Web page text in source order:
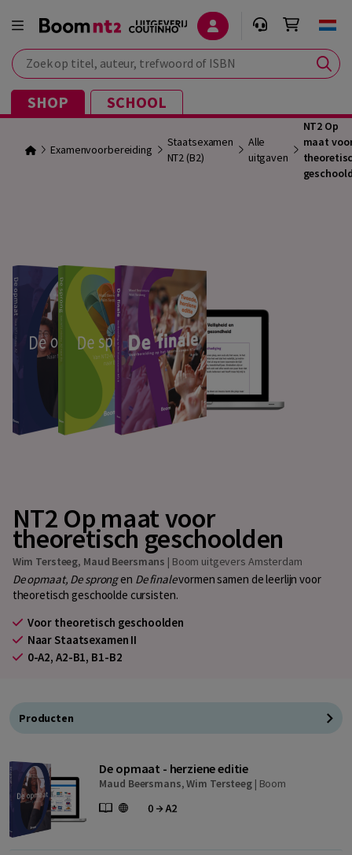
Zoek op titel, auteur, trefwoord of ISBN
SHOP SCHOOL
Examenvoorbereiding
Staatsexamen
NT2 (B2)
Alle
uitgaven
NT2 Op
maat
NT2 Op maat voor
theoretisch geschoolden
Wim Tersteeg, Maud Beersmans | Boom uitgevers Amsterdam
De opmaat, De sprongen De finalevormen samen de leerlijn voor
theoretisch geschoolde cursisten.
Voor theoretisch geschoolden
Naar Staatsexamen II
0-A2, A2-B1, B1-B2
Producten
De opmaat - herziene editie
Maud Beersmans,Wim Tersteeg| Boom